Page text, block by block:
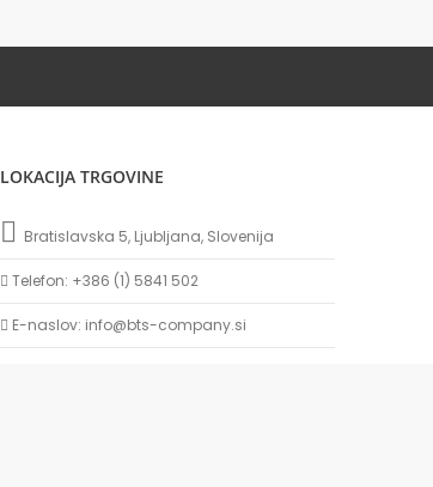
LOKACIJA TRGOVINE
Bratislavska 5, Ljubljana, Slovenija
Telefon: +386 (1) 5841 502
E-naslov: info@bts-company.si